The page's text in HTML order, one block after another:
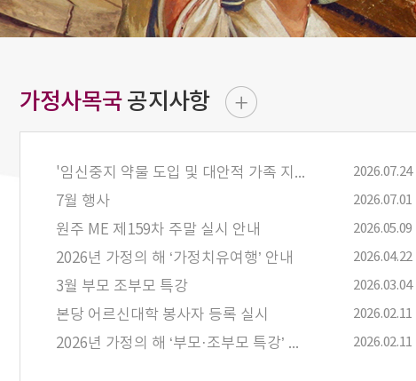
가정사목국 공지사항
'임신중지 약물 도입 및 대안적 가족 지원 정책 재검토를 요청하는 청원'과 '검증 없는 낙태 약물 도입 전면 반대 및 여성 건강권 보호 요구에 관한 청원’참여 요청 2026.07.24
7월 행사 2026.07.01
원주 ME 제159차 주말 실시 안내 2026.05.09
2026년 가정의 해 ‘가정치유여행’ 안내 2026.04.22
3월 부모 조부모 특강 2026.03.04
본당 어르신대학 봉사자 등록 실시 2026.02.11
2026년 가정의 해 ‘부모·조부모 특강’ 안내 2026.02.11